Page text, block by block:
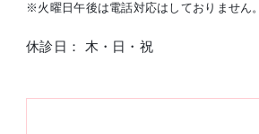
※火曜日午後は電話対応はしておりません。
休診日： 木・日・祝